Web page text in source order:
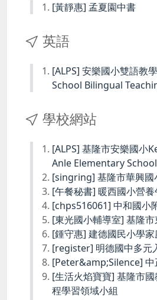
[黃靜惠] 孟夏園中書
英語
[ALPS] 安樂國小雙語教
School Bilingual
學校網站
[ALPS] 基隆市安樂國小
Anle Elementary School
[singring] 基隆市華興國
[午餐秘書] 暖西國小營
[chps516061] 中和國小
[東光國小輔導室] 基隆
[鍾守惠] 建德國民小學
[register] 明德國中多元
[Peter&amp;Silence] 中
[生活火焰寶寶] 基隆市
程學習領域小組